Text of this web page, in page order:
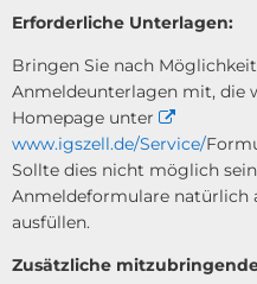
Erforderliche Unterlagen:
Bringen Sie nach
Anmeldeunterlagen mit, die
Homepage unter
www.igszell.de/Service/
Sollte dies nicht möglich
Anmeldeformulare natürlich
ausfüllen.
Zusätzliche